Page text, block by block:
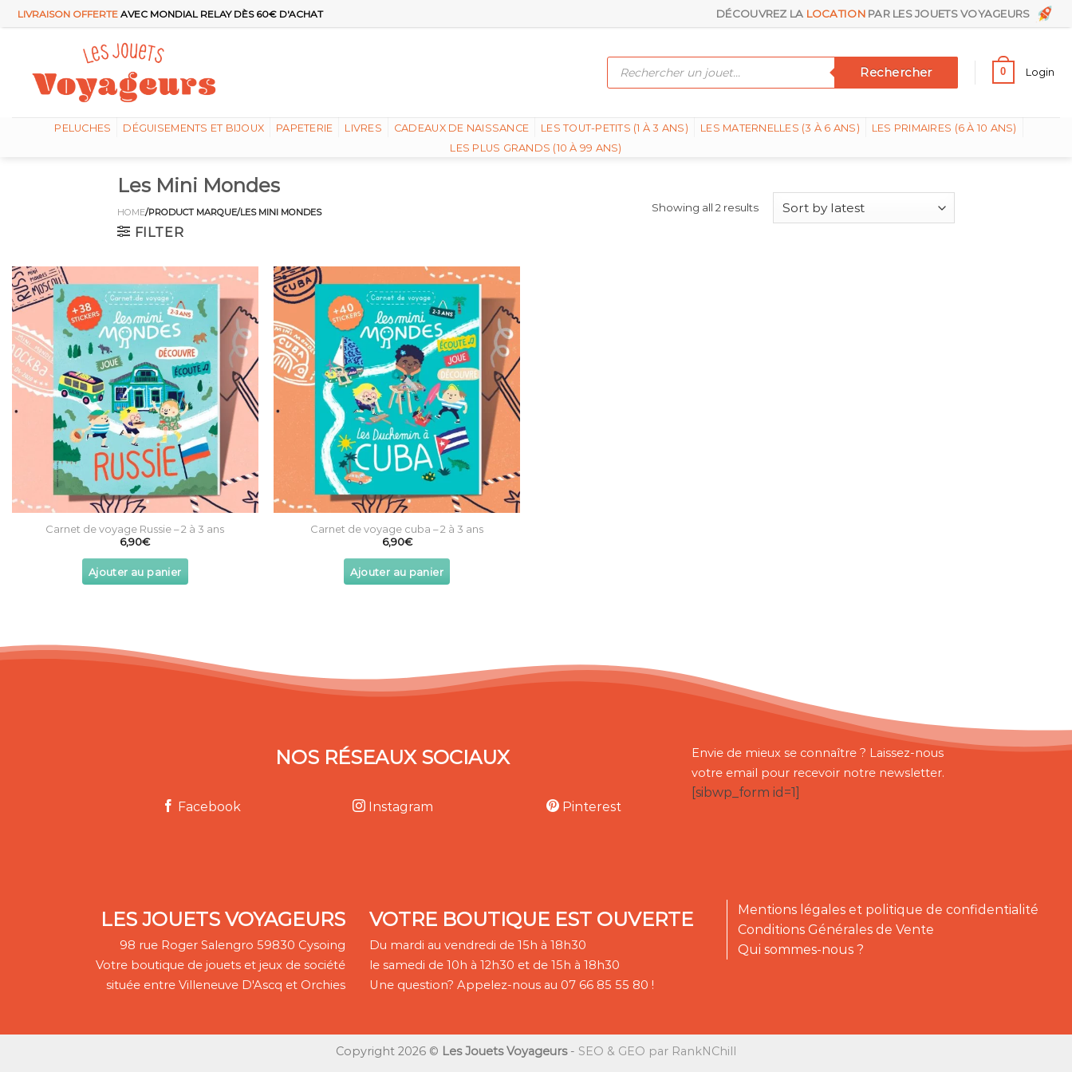
Passer
au
LIVRAISON OFFERTE AVEC MONDIAL RELAY DÈS 60€ D'ACHAT DÉCOUVREZ LA LOCATION PAR LES JOUETS VOYAGEURS
Recherche
Rechercher 0 Login
PELUCHES DÉGUISEMENTS ET BIJOUX PAPETERIE LIVRES CADEAUX DE NAISSANCE LES TOUT-PETITS (1 À 3 ANS) LES MATERNELLES (3 À 6 ANS)
LES PRIMAIRES (6 À 10 ANS)
LES PLUS GRANDS (10 À 99 ANS)
Les Mini Mondes
HOME/PRODUCT MARQUE/LES MINI MONDES
FILTER
Showing all 2 results
Carnet de voyage Russie – 2 à 3 ans
6,90€
Ajouter au panier
Carnet de voyage cuba – 2 à 3 ans
6,90€
Ajouter au panier
NOS RÉSEAUX SOCIAUX
Facebook Instagram Pinterest
Envie de mieux se connaître ? Laissez-nous
votre email pour recevoir notre newsletter.
[sibwp_form id=1]
LES JOUETS VOYAGEURS
98 rue Roger Salengro 59830 Cysoing
Votre boutique de jouets et jeux de société
située entre Villeneuve D'Ascq et Orchies
VOTRE BOUTIQUE EST OUVERTE
Du mardi au vendredi de 15h à 18h30
le samedi de 10h à 12h30 et de 15h à 18h30
Une question? Appelez-nous au 07 66 85 55 80 !
Mentions légales et politique de confidentialité
Conditions Générales de Vente
Qui sommes-nous ?
Copyright 2026 © Les Jouets Voyageurs- SEO & GEO par RankNChill